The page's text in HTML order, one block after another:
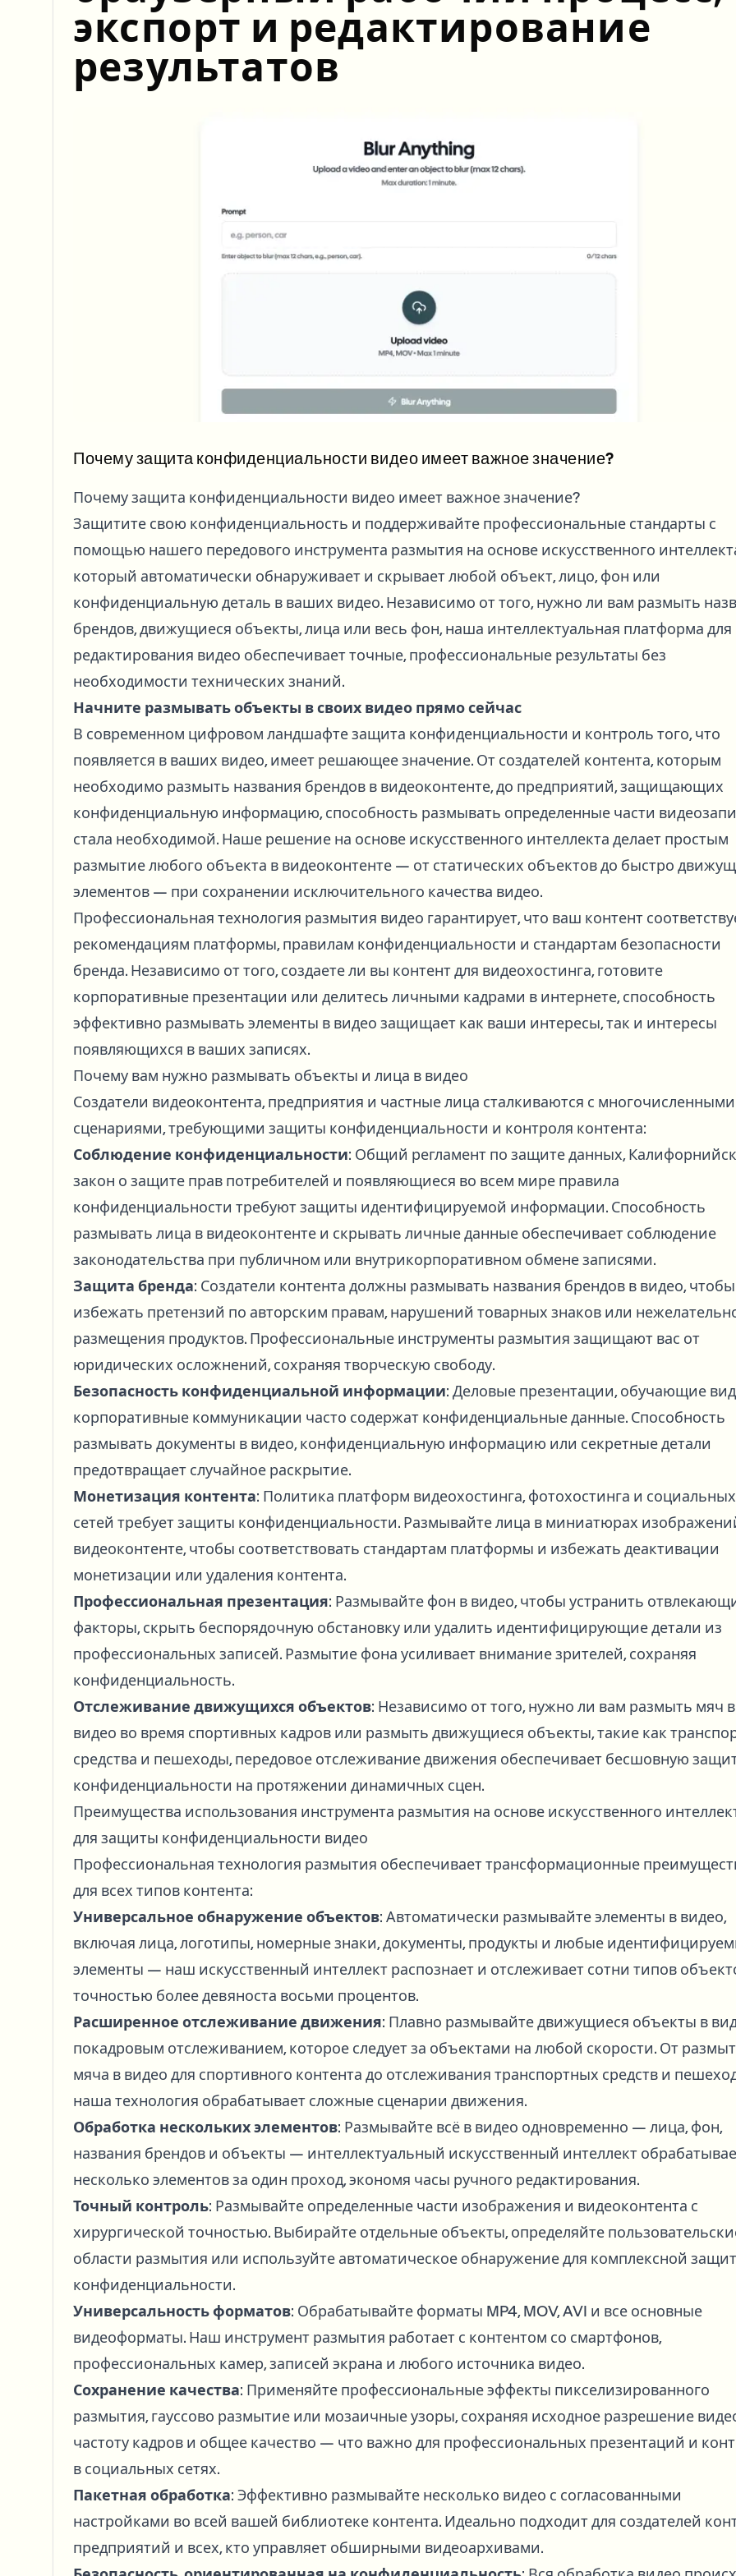
View all features
Browse every blur tool in one place
Ecosystem
Vlogger Moto Vlogger
Queue many videos and blur in one run—for teams.
FOIA, safe disclosure, and redaction Automate uploads, jobs, and
CONTACT FORM
Talk to us about volume, compliance, and integrations.
экспорт и редактирование
результатов
Почему защита конфиденциальности видео имеет важное значение?
Почему защита конфиденциальности видео имеет важное значение?
Защитите свою конфиденциальность и поддерживайте профессиональные стандарты с
помощью нашего передового инструмента размытия на основе искусственного
который автоматически обнаруживает и скрывает любой объект, лицо, фон или
конфиденциальную деталь в ваших видео. Независимо от того, нужно ли вам размыть
брендов, движущиеся объекты, лица или весь фон, наша интеллектуальная платформа для
редактирования видео обеспечивает точные, профессиональные результаты без
необходимости технических знаний.
Начните размывать объекты в своих видео прямо сейчас
В современном цифровом ландшафте защита конфиденциальности и контроль того, что
появляется в ваших видео, имеет решающее значение. От создателей контента, которым
необходимо размыть названия брендов в видеоконтенте, до предприятий, защищающих
конфиденциальную информацию, способность размывать определенные части
стала необходимой. Наше решение на основе искусственного интеллекта делает простым
размытие любого объекта в видеоконтенте — от статических объектов до быстро
элементов — при сохранении исключительного качества видео.
Профессиональная технология размытия видео гарантирует, что ваш контент
рекомендациям платформы, правилам конфиденциальности и стандартам безопасности
бренда. Независимо от того, создаете ли вы контент для видеохостинга, готовите
корпоративные презентации или делитесь личными кадрами в интернете, способность
эффективно размывать элементы в видео защищает как ваши интересы, так и интересы
появляющихся в ваших записях.
Почему вам нужно размывать объекты и лица в видео
Создатели видеоконтента, предприятия и частные лица сталкиваются с многочисленными
сценариями, требующими защиты конфиденциальности и контроля контента:
Соблюдение конфиденциальности: Общий регламент по защите данных,
закон о защите прав потребителей и появляющиеся во всем мире правила
конфиденциальности требуют защиты идентифицируемой информации. Способность
размывать лица в видеоконтенте и скрывать личные данные обеспечивает соблюдение
законодательства при публичном или внутрикорпоративном обмене записями.
Защита бренда: Создатели контента должны размывать названия брендов в видео, чтобы
избежать претензий по авторским правам, нарушений товарных знаков или
размещения продуктов. Профессиональные инструменты размытия защищают вас от
юридических осложнений, сохраняя творческую свободу.
Безопасность конфиденциальной информации: Деловые презентации, обучающие
корпоративные коммуникации часто содержат конфиденциальные данные. Способность
размывать документы в видео, конфиденциальную информацию или секретные детали
предотвращает случайное раскрытие.
Монетизация контента: Политика платформ видеохостинга, фотохостинга и социальных
сетей требует защиты конфиденциальности. Размывайте лица в миниатюрах
видеоконтенте, чтобы соответствовать стандартам платформы и избежать деактивации
монетизации или удаления контента.
Профессиональная презентация: Размывайте фон в видео, чтобы устранить
факторы, скрыть беспорядочную обстановку или удалить идентифицирующие детали из
профессиональных записей. Размытие фона усиливает внимание зрителей, сохраняя
конфиденциальность.
Отслеживание движущихся объектов: Независимо от того, нужно ли вам размыть мяч в
видео во время спортивных кадров или размыть движущиеся объекты, такие как
средства и пешеходы, передовое отслеживание движения обеспечивает бесшовную
конфиденциальности на протяжении динамичных сцен.
Преимущества использования инструмента размытия на основе искусственного
для защиты конфиденциальности видео
Профессиональная технология размытия обеспечивает трансформационные
для всех типов контента:
Универсальное обнаружение объектов: Автоматически размывайте элементы в видео,
включая лица, логотипы, номерные знаки, документы, продукты и любые
элементы — наш искусственный интеллект распознает и отслеживает сотни типов
точностью более девяноста восьми процентов.
Расширенное отслеживание движения: Плавно размывайте движущиеся объекты в
покадровым отслеживанием, которое следует за объектами на любой скорости. От
мяча в видео для спортивного контента до отслеживания транспортных средств и
наша технология обрабатывает сложные сценарии движения.
Обработка нескольких элементов: Размывайте всё в видео одновременно — лица, фон,
названия брендов и объекты — интеллектуальный искусственный интеллект
несколько элементов за один проход, экономя часы ручного редактирования.
Точный контроль: Размывайте определенные части изображения и видеоконтента с
хирургической точностью. Выбирайте отдельные объекты, определяйте
области размытия или используйте автоматическое обнаружение для комплексной
конфиденциальности.
Универсальность форматов: Обрабатывайте форматы MP4, MOV, AVI и все основные
видеоформаты. Наш инструмент размытия работает с контентом со смартфонов,
профессиональных камер, записей экрана и любого источника видео.
Сохранение качества: Применяйте профессиональные эффекты пикселизированного
размытия, гауссово размытие или мозаичные узоры, сохраняя исходное разрешение
частоту кадров и общее качество — что важно для профессиональных презентаций и
в социальных сетях.
Пакетная обработка: Эффективно размывайте несколько видео с согласованными
настройками во всей вашей библиотеке контента. Идеально подходит для создателей
предприятий и всех, кто управляет обширными видеоархивами.